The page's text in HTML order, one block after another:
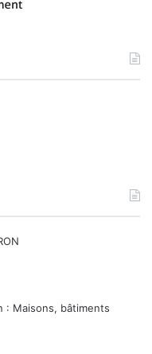
: Maisons, bâtiments